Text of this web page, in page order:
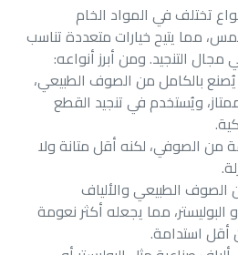
تختلف في المواد الخام
مما يتيح خيارات متعددة تناسب
التنجيد. ومن أبرز أنواعه:
يُصنع بالكامل من الصوف الطبيعي،
ويُستخدم في تنجيد القطع
من الصوفي، لكنه أقل متانة ولا
الصوف الطبيعي والألياف
البوليستر، مما يجعله أكثر نعومة
أقل استدامة.